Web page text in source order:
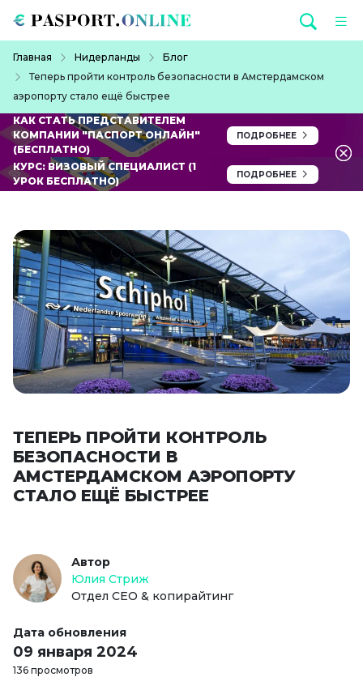
Главная Нидерланды
Блог
Теперь пройти контроль безопасности в Амстердамском
аэропорту стало ещё быстрее
КАК СТАТЬ ПРЕДСТАВИТЕЛЕМ
КОМПАНИИ "ПАСПОРТ ОНЛАЙН"
(БЕСПЛАТНО)
ПОДРОБНЕЕ
КУРС: ВИЗОВЫЙ СПЕЦИАЛИСТ (1
УРОК БЕСПЛАТНО)
ПОДРОБНЕЕ
ТЕПЕРЬ ПРОЙТИ КОНТРОЛЬ
БЕЗОПАСНОСТИ В
АМСТЕРДАМСКОМ АЭРОПОРТУ
СТАЛО ЕЩЁ БЫСТРЕЕ
Автор
Юлия Стриж
Отдел СЕО & копирайтинг
Дата обновления
09 января 2024
136 просмотров